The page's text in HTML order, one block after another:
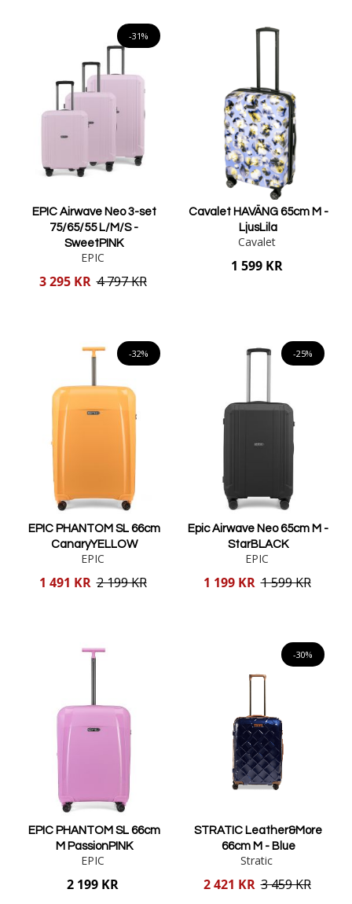
-31%
EPIC Airwave Neo 3-set
75/65/55 L/M/S -
SweetPINK
EPIC
Reducerat
3 295 KR 4 797 KR
Cavalet HAVÄNG 65cm M -
LjusLila
Cavalet
1 599 KR
-32%
EPIC PHANTOM SL 66cm
CanaryYELLOW
EPIC
Reducerat
1 491 KR 2 199 KR
-25%
Epic Airwave Neo 65cm M -
StarBLACK
EPIC
Reducerat
1 199 KR 1 599 KR
EPIC PHANTOM SL 66cm
M PassionPINK
EPIC
2 199 KR
-30%
STRATIC Leather&More
66cm M - Blue
Stratic
Reducerat
2 421 KR 3 459 KR